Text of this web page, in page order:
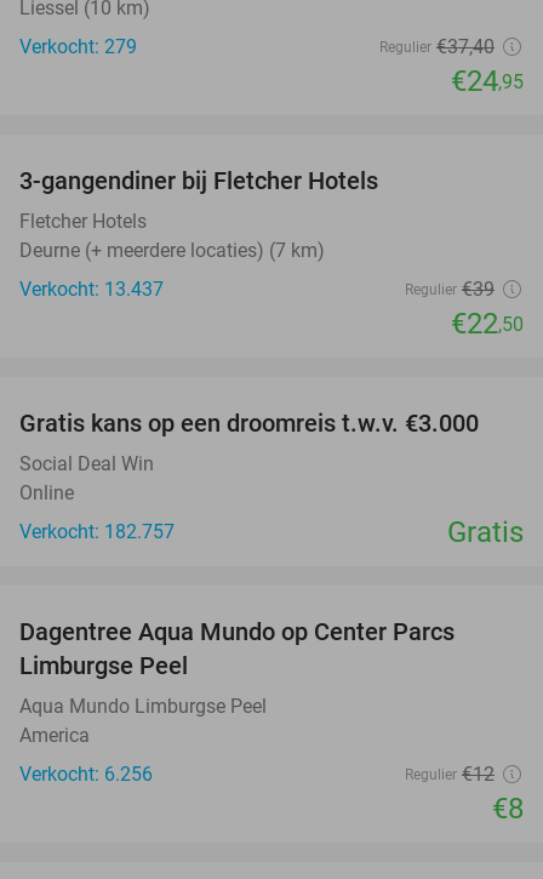
Liessel (10 km)
Verkocht: 279
Regulier €37,40
€24,95
3-gangendiner bij Fletcher Hotels
Fletcher Hotels
Deurne (+ meerdere locaties) (7 km)
Verkocht: 13.437
Regulier €39
€22,50
Gratis kans op een droomreis t.w.v. €3.000
Social Deal Win
Online
Verkocht: 182.757
Gratis
Dagentree Aqua Mundo op Center Parcs
Limburgse Peel
Aqua Mundo Limburgse Peel
America
Verkocht: 6.256
Regulier €12
€8